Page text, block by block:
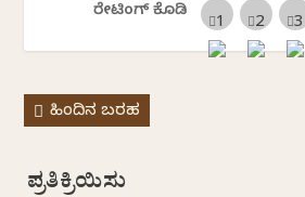
ರೇಟಿಂಗ್ ಕೊಡಿ
ಹಿಂದಿನ ಬರಹ